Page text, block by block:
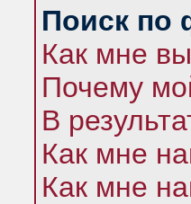
Поиск по
Как мне
Почему
В
Как мне
Как мне